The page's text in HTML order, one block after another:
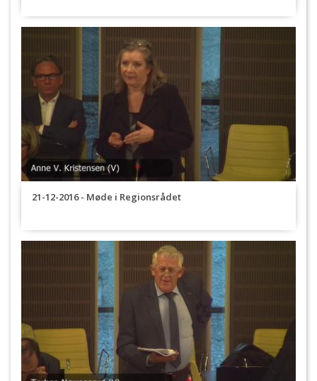
21-12-2016 - Møde i Regionsrådet